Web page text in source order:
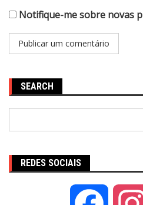
Notifique-me sobre novas
SEARCH
REDES SOCIAIS